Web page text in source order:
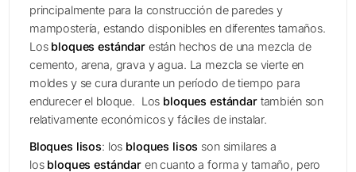
principalmente para la construcción de paredes y
mampostería, estando disponibles en diferentes tamaños.
Losbloques estándarestán hechos de una mezcla de
cemento, arena, grava y agua. La mezcla se vierte en
moldes y se cura durante un período de tiempo para
endurecer el bloque. Los bloques estándartambién son
relativamente económicos y fáciles de instalar.
Bloques lisos: los bloques lisos son similares a
los bloques estándaren cuanto a forma y tamaño, pero